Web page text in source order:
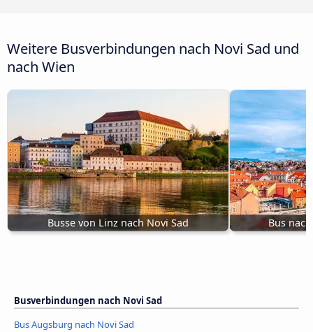
Weitere Busverbindungen nach Novi Sad und
nach Wien
Busse von Linz nach Novi Sad Bus
Busverbindungen nach Novi Sad
Bus Augsburg nach Novi Sad